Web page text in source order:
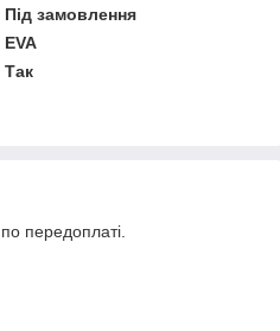
Під замовлення
EVA
Так
передоплаті.